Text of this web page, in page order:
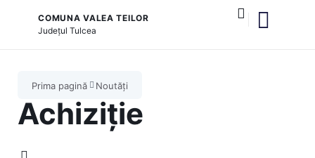
COMUNA VALEA TEILOR
JudețulTulcea
Prima pagină Noutăți
Achiziție